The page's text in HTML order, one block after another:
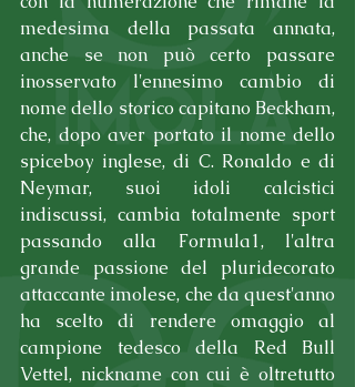
medesima della passata annata,
anche se non può certo passare
inosservato l'ennesimo cambio di
nome dello storico capitano Beckham,
che, dopo aver portato il nome dello
spiceboy inglese, di C. Ronaldo e di
Neymar, suoi idoli calcistici
indiscussi, cambia totalmente sport
passando alla Formula1, l'altra
grande passione del pluridecorato
attaccante imolese, che da quest'anno
ha scelto di rendere omaggio al
campione tedesco della Red Bull
Vettel, nickname con cui è oltretutto